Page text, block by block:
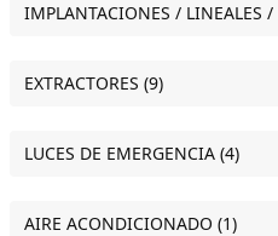
EXTRACTORES (9)
LUCES DE EMERGENCIA (4)
AIRE ACONDICIONADO (1)